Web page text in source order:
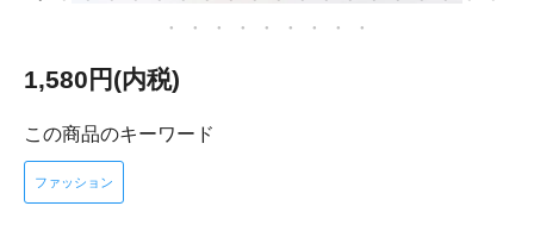
1,580円(内税)
この商品のキーワード
ファッション